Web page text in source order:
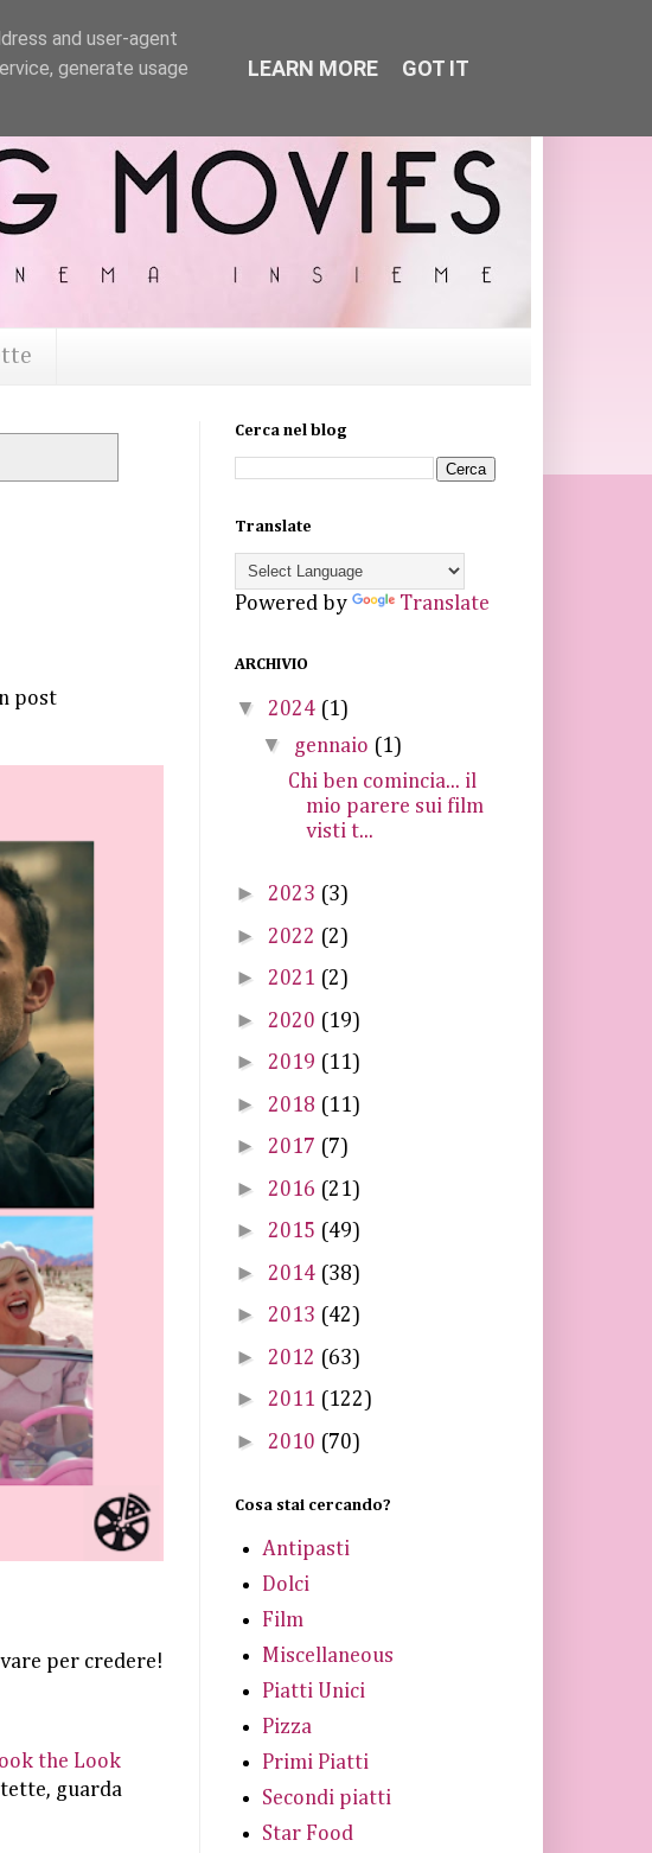
post
per credere!
the Look
tette, guarda
Cerca nel blog
Translate
Powered by Translate
ARCHIVIO
▼ 2024 (1)
▼ gennaio (1)
Chi ben comincia... il
mio parere sui film
visti t...
► 2023 (3)
► 2022 (2)
► 2021 (2)
► 2020 (19)
► 2019 (11)
► 2018 (11)
► 2017 (7)
► 2016 (21)
► 2015 (49)
► 2014 (38)
► 2013 (42)
► 2012 (63)
► 2011 (122)
► 2010 (70)
Cosa stai cercando?
Antipasti
Dolci
Film
Miscellaneous
Piatti Unici
Pizza
Primi Piatti
Secondi piatti
Star Food
and user-agent
generate usage
LEARN MORE GOT IT